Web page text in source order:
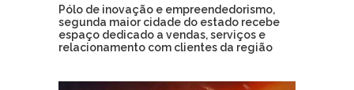
Pólo de inovação e empreendedorismo,
segunda maior cidade do estado recebe
espaço dedicado a vendas, serviços e
relacionamento com clientes da região